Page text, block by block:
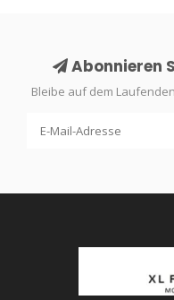
Abonnieren
Bleibe auf dem